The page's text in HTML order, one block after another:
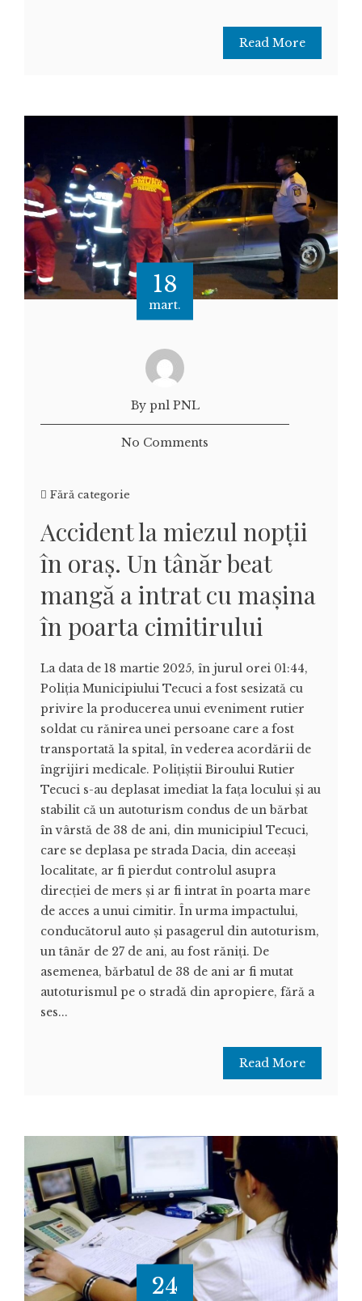
Read More
18
mart.
By pnl PNL
No Comments
Fără categorie
Accident la miezul nopții
în oraș. Un tânăr beat
mangă a intrat cu mașina
în poarta cimitirului
La data de 18 martie 2025, în jurul orei 01:44,
Poliția Municipiului Tecuci a fost sesizată cu
privire la producerea unui eveniment rutier
soldat cu rănirea unei persoane care a fost
transportată la spital, în vederea acordării de
îngrijiri medicale. Polițiștii Biroului Rutier
Tecuci s-au deplasat imediat la fața locului și au
stabilit că un autoturism condus de un bărbat
în vârstă de 38 de ani, din municipiul Tecuci,
care se deplasa pe strada Dacia, din aceeași
localitate, ar fi pierdut controlul asupra
direcției de mers și ar fi intrat în poarta mare
de acces a unui cimitir. În urma impactului,
conducătorul auto și pasagerul din autoturism,
un tânăr de 27 de ani, au fost răniți. De
asemenea, bărbatul de 38 de ani ar fi mutat
autoturismul pe o stradă din apropiere, fără a
ses...
Read More
24